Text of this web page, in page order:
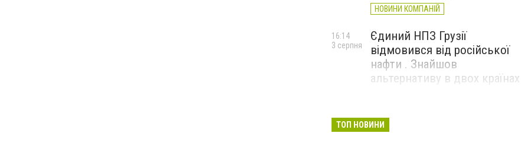
НОВИНИ КОМПАНІЙ
Єдиний НПЗ Грузії
відмовився від російської
нафти . Знайшов
альтернативу в двох країнах
16:14
3 серпня
ЗСУ на Wildberries . 200 млрд
3 серпня
ТОП НОВИНИ